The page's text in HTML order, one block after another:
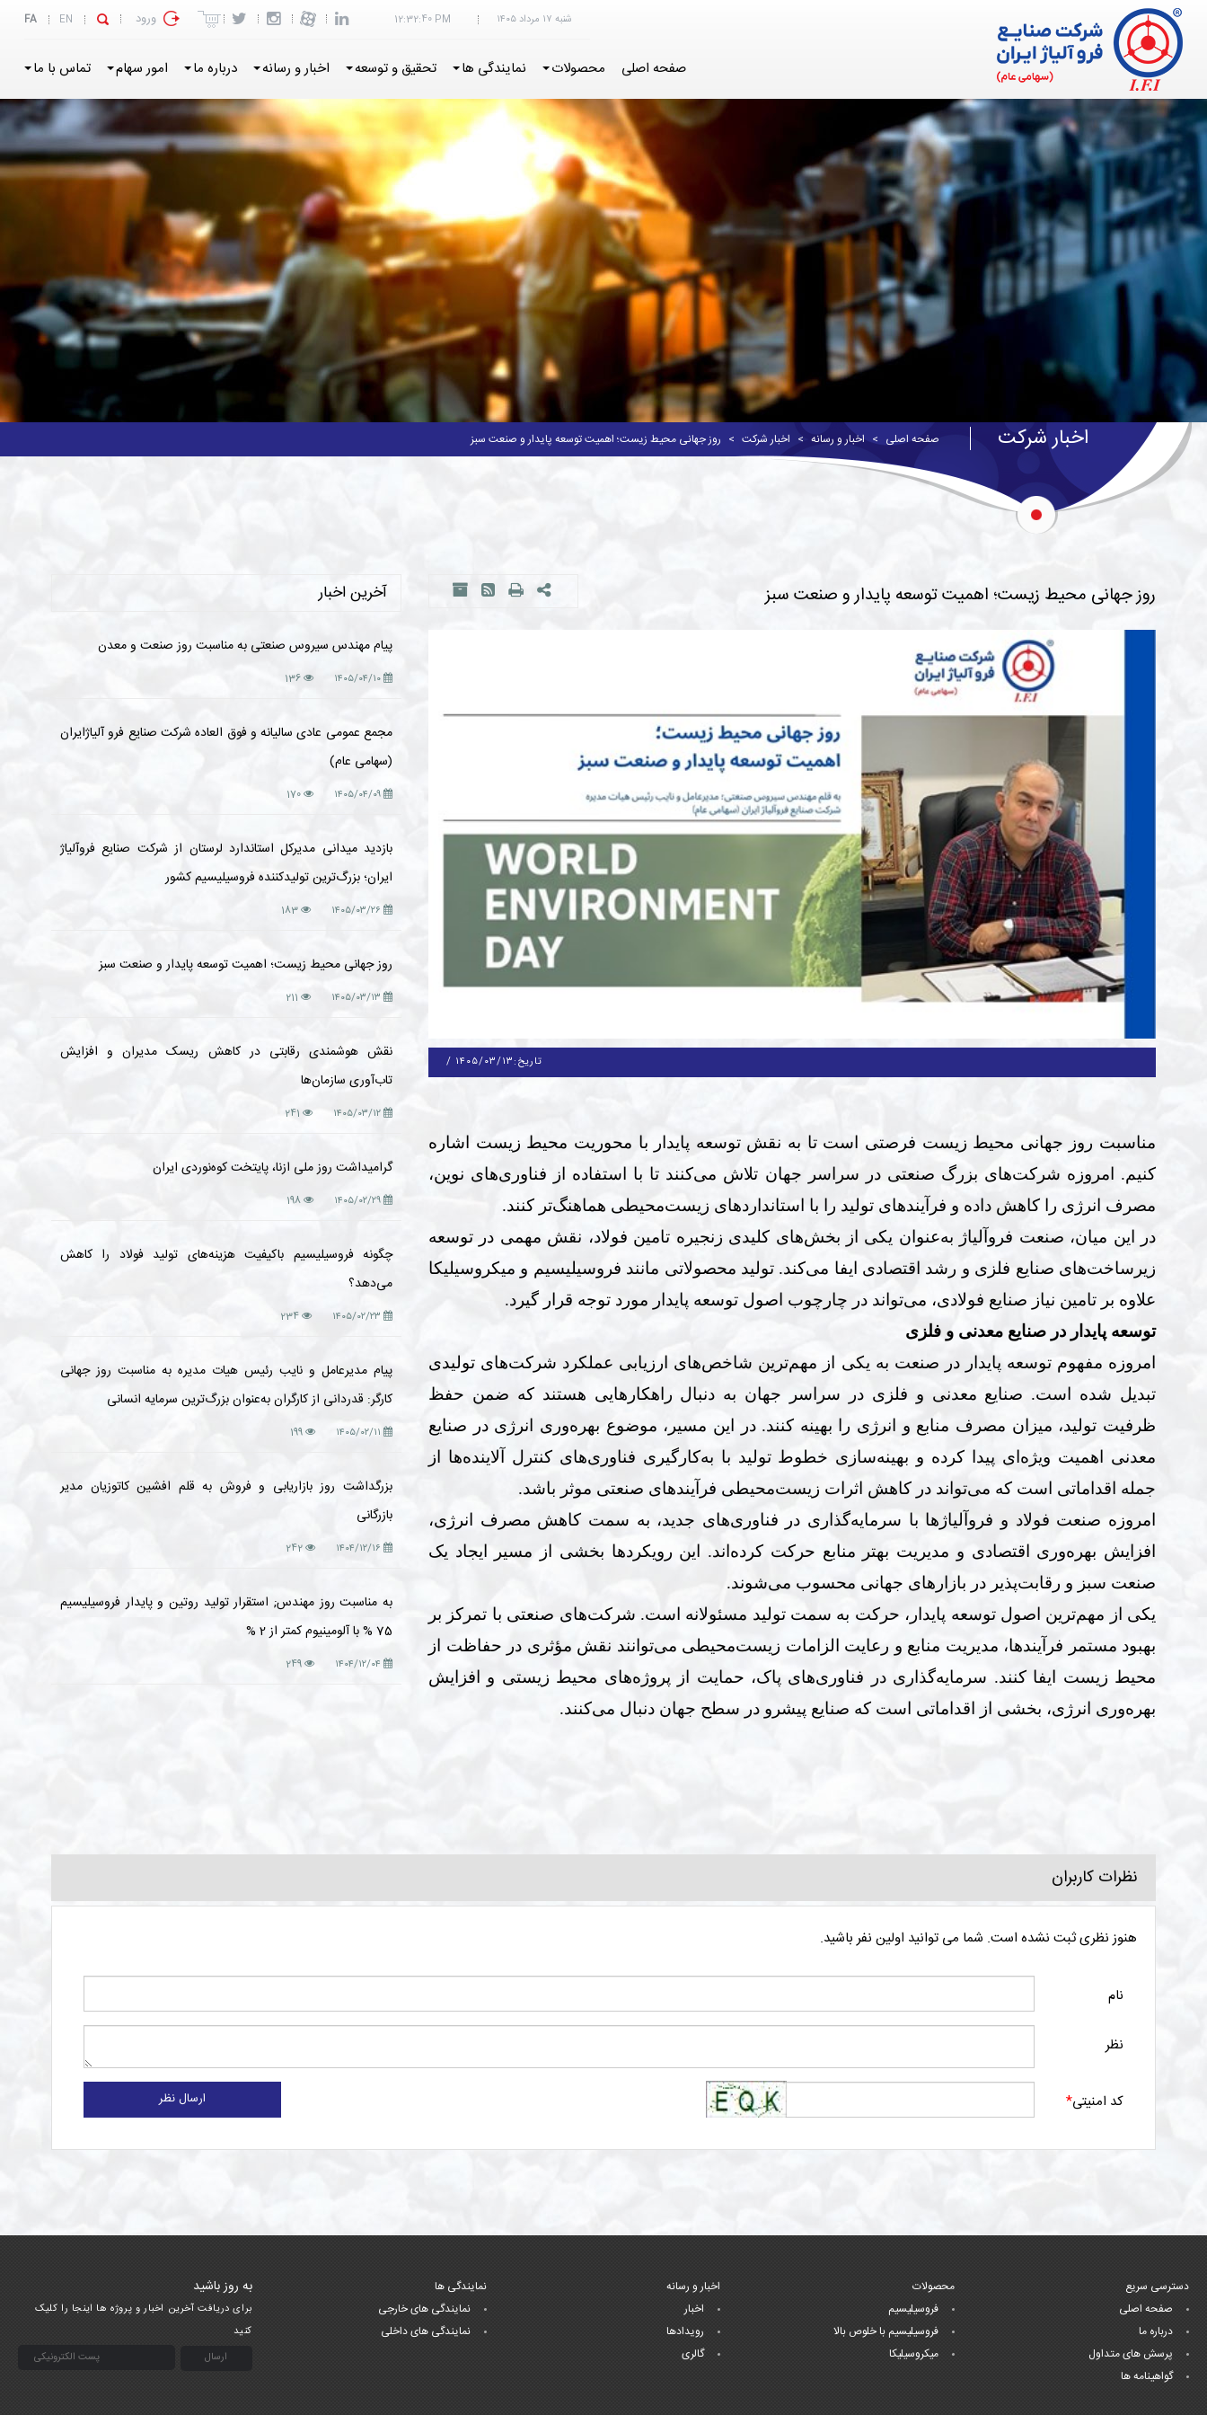
شنبه ۱۷ مرداد ۱۴۰۵ 12:32:41 PM ورود EN
FA
صفحه اصلی محصولات نمایندگی ها تحقیق و توسعه اخبار و رسانه درباره ما امور سهام تماس با ما
اخبار شرکت صفحه اصلی اخبار و رسانه اخبار شرکت روز جهانی محیط زیست؛ اهمیت توسعه پایدار و صنعت سبز
روز جهانی محیط زیست؛ اهمیت توسعه پایدار و صنعت سبز
تاریخ:۱۴۰۵/۰۳/۱۳ /
مناسبت روز جهانی محیط زیست فرصتی است تا به نقش توسعه پایدار با محوریت محیط زیست اشاره
کنیم. امروزه شرکت‌های بزرگ صنعتی در سراسر جهان تلاش می‌کنند تا با استفاده از فناوری‌های نوین،
مصرف انرژی را کاهش داده و فرآیندهای تولید را با استانداردهای زیست‌محیطی هماهنگ‌تر کنند.
در این میان، صنعت فروآلیاژ به‌عنوان یکی از بخش‌های کلیدی زنجیره تامین فولاد، نقش مهمی در توسعه
زیرساخت‌های صنایع فلزی و رشد اقتصادی ایفا می‌کند. تولید محصولاتی مانند فروسیلیسیم و میکروسیلیکا
علاوه بر تامین نیاز صنایع فولادی، می‌تواند در چارچوب اصول توسعه پایدار مورد توجه قرار گیرد.
توسعه پایدار در صنایع معدنی و فلزی
امروزه مفهوم توسعه پایدار در صنعت به یکی از مهم‌ترین شاخص‌های ارزیابی عملکرد شرکت‌های تولیدی
تبدیل شده است. صنایع معدنی و فلزی در سراسر جهان به دنبال راهکارهایی هستند که ضمن حفظ
ظرفیت تولید، میزان مصرف منابع و انرژی را بهینه کنند. در این مسیر، موضوع بهره‌وری انرژی در صنایع
معدنی اهمیت ویژه‌ای پیدا کرده و بهینه‌سازی خطوط تولید با به‌کارگیری فناوری‌های کنترل آلاینده‌ها از
جمله اقداماتی است که می‌تواند در کاهش اثرات زیست‌محیطی فرآیندهای صنعتی موثر باشد.
امروزه صنعت فولاد و فروآلیاژها با سرمایه‌گذاری در فناوری‌های جدید، به سمت کاهش مصرف انرژی،
افزایش بهره‌وری اقتصادی و مدیریت بهتر منابع حرکت کرده‌اند. این رویکردها بخشی از مسیر ایجاد یک
صنعت سبز و رقابت‌پذیر در بازارهای جهانی محسوب می‌شوند.
یکی از مهم‌ترین اصول توسعه پایدار، حرکت به سمت تولید مسئولانه است. شرکت‌های صنعتی با تمرکز بر
بهبود مستمر فرآیندها، مدیریت منابع و رعایت الزامات زیست‌محیطی می‌توانند نقش مؤثری در حفاظت از
محیط زیست ایفا کنند. سرمایه‌گذاری در فناوری‌های پاک، حمایت از پروژه‌های محیط زیستی و افزایش
بهره‌وری انرژی، بخشی از اقداماتی است که صنایع پیشرو در سطح جهان دنبال می‌کنند.
آخرین اخبار
پیام مهندس سیروس صنعتی به مناسبت روز صنعت و معدن
۱۴۰۵/۰۴/۱۰ 136
مجمع عمومی عادی سالیانه و فوق العاده شرکت صنایع فرو آلیاژایران
(سهامی عام)
۱۴۰۵/۰۴/۰۹ 170
بازدید میدانی مدیرکل استاندارد لرستان از شرکت صنایع فروآلیاژ
ایران؛ بزرگ‌ترین تولیدکننده فروسیلیسیم کشور
۱۴۰۵/۰۳/۲۶ 183
روز جهانی محیط زیست؛ اهمیت توسعه پایدار و صنعت سبز
۱۴۰۵/۰۳/۱۳ 211
نقش هوشمندی رقابتی در کاهش ریسک مدیران و افزایش
تاب‌آوری سازمان‌ها
۱۴۰۵/۰۳/۱۲ 241
گرامیداشت روز ملی ازنا، پایتخت کوه‌نوردی ایران
۱۴۰۵/۰۲/۲۹ 198
چگونه فروسیلیسیم باکیفیت هزینه‌های تولید فولاد را کاهش
می‌دهد؟
۱۴۰۵/۰۲/۲۳ 234
پیام مدیرعامل و نایب رئیس هیات مدیره به مناسبت روز جهانی
کارگر: قدردانی از کارگران به‌عنوان بزرگ‌ترین سرمایه انسانی
۱۴۰۵/۰۲/۱۱ 199
بزرگداشت روز بازاریابی و فروش به قلم افشین کاتوزیان مدیر
بازرگانی
۱۴۰۴/۱۲/۱۶ 242
به مناسبت روز مهندس; استقرار تولید روتین و پایدار فروسیلیسیم
75 % با آلومینیوم کمتر از 2 %
۱۴۰۴/۱۲/۰۴ 249
نظرات کاربران
هنوز نظری ثبت نشده است. شما می توانید اولین نفر باشید.
نام
نظر
کد امنیتی* ارسال نظر
دسترسی سریع
صفحه اصلی
درباره ما
پرسش های متداول
گواهینامه ها
محصولات
فروسیلیسیم
فروسیلیسیم با خلوص بالا
میکروسیلیکا
اخبار و رسانه
اخبار
رویدادها
گالری
نمایندگی ها
نمایندگی های خارجی
نمایندگی های داخلی
به روز باشید
برای دریافت آخرین اخبار و پروژه ها اینجا را کلیک
کنید